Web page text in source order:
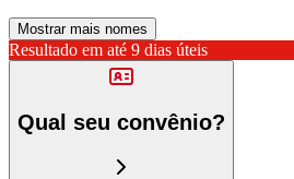
Mostrar mais nomes
Resultado em até 9 dias úteis
Qual seu convênio?